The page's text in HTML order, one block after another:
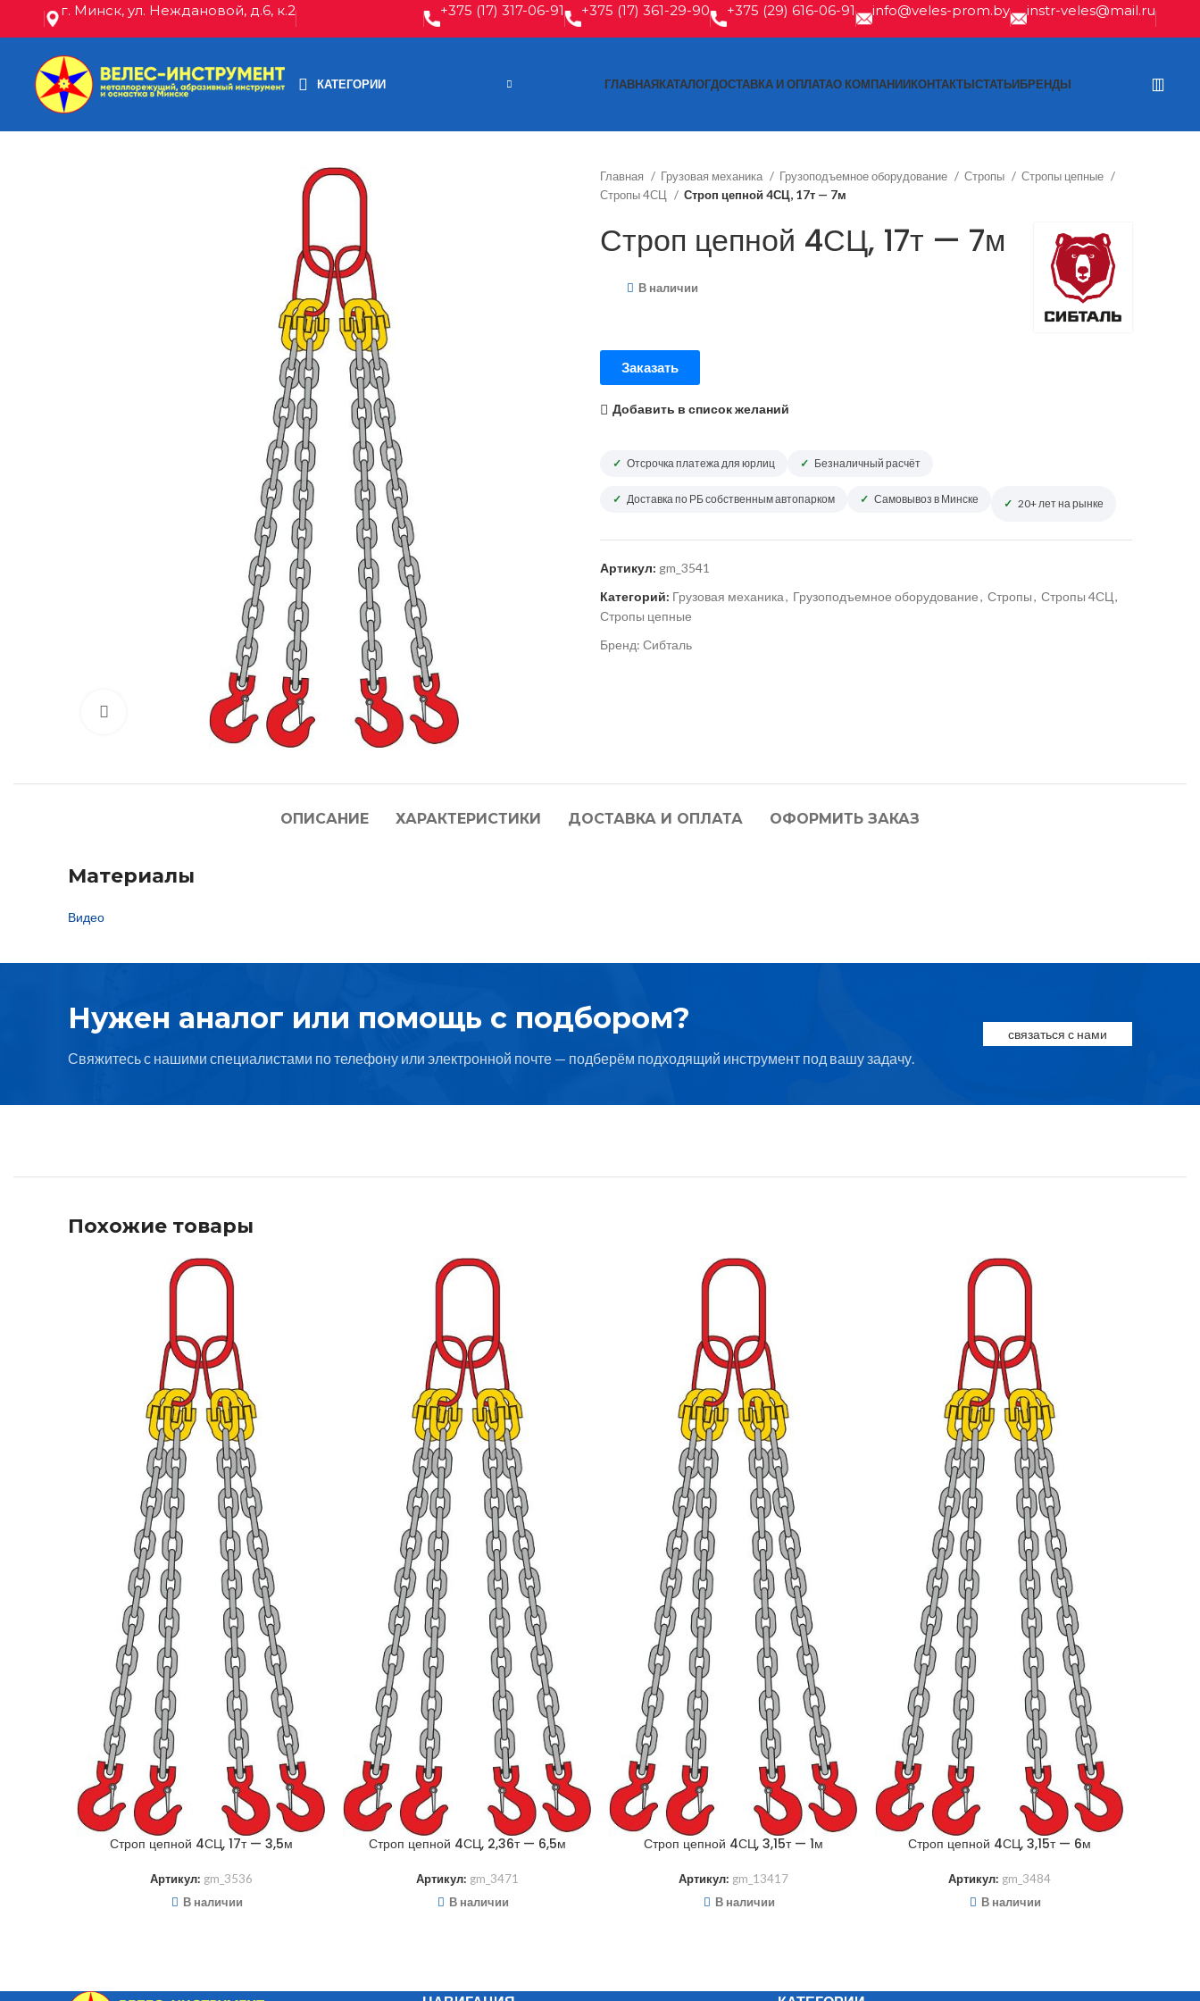
г. Минск, ул. Неждановой, д.6, к.2 +375 (17) 317-06-91 +375 (17) 361-29-90 +375 (29) 616-06-91 info@veles-prom.by instr-veles@mail.ru
КАТЕГОРИИ ГЛАВНАЯКАТАЛОГДОСТАВКА И ОПЛАТАО КОМПАНИИКОНТАКТЫСТАТЬИБРЕНДЫ
Нажмите, чтобы увеличить
Главная Грузовая механика Грузоподъемное оборудование Стропы
Стропы цепные
Стропы 4СЦ
Строп цепной 4СЦ, 17т — 7м
Строп цепной 4СЦ, 17т — 7м
В наличии
Заказать
Добавить в список желаний
Отсрочка платежа для юрлиц Безналичный расчёт
Доставка по РБ собственным автопарком Самовывоз в Минске 20+ лет на рынке
Артикул: gm_3541
Категорий: Грузовая механика, Грузоподъемное оборудование, Стропы, Стропы 4СЦ,
Стропы цепные
Бренд: Сибталь
ОПИСАНИЕ ХАРАКТЕРИСТИКИ ДОСТАВКА И ОПЛАТА ОФОРМИТЬ ЗАКАЗ
Материалы
Видео
Нужен аналог или помощь с подбором?
Свяжитесь с нашими специалистами по телефону или электронной почте — подберём подходящий инструмент под вашу задачу.
связаться с нами
Похожие товары
Строп цепной 4СЦ, 17т — 3,5м
Артикул: gm_3536
В наличии
Строп цепной 4СЦ, 2,36т — 6,5м
Артикул: gm_3471
В наличии
Строп цепной 4СЦ, 3,15т — 1м
Артикул: gm_13417
В наличии
Строп цепной 4СЦ, 3,15т — 6м
Артикул: gm_3484
В наличии